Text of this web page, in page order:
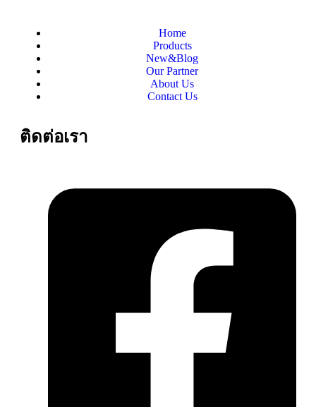
Home
Products
New&Blog
Our Partner
About Us
Contact Us
ติดต่อเรา